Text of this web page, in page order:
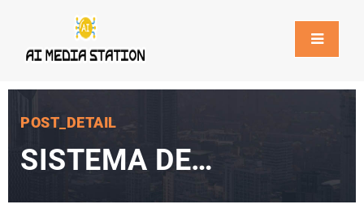
POST_DETAIL
SISTEMA DE
SOFTWARE DE